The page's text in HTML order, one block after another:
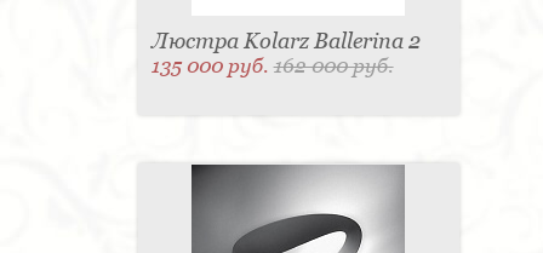
Люстра Kolarz Ballerina 2
135 000 руб.162 000 руб.